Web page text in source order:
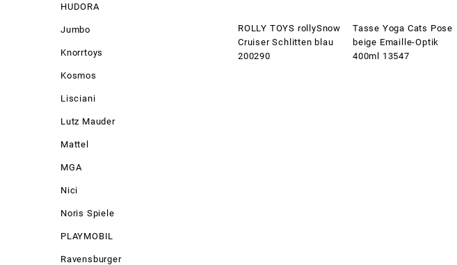
HUDORA
Jumbo
Knorrtoys
Kosmos
Lisciani
Lutz Mauder
Mattel
MGA
Nici
Noris Spiele
PLAYMOBIL
Ravensburger
ROLLY TOYS rollySnow
Cruiser Schlitten blau
200290
Tasse Yoga Cats Pose
beige Emaille-Optik
400ml 13547